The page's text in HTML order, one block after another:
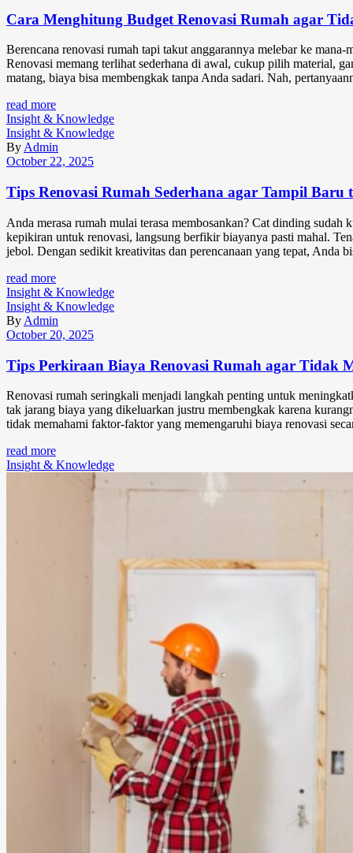
Cara Menghitung Budget Renovasi Rumah agar
Berencana renovasi rumah tapi takut anggarannya melebar ke
Renovasi memang terlihat sederhana di awal, cukup pilih material,
matang, biaya bisa membengkak tanpa Anda sadari. Nah,
read more
Insight & Knowledge
Insight & Knowledge
ByAdmin
October 22, 2025
Tips Renovasi Rumah Sederhana agar Tampil Baru
Anda merasa rumah mulai terasa membosankan? Cat dinding
kepikiran untuk renovasi, langsung berfikir biayanya pasti mahal.
jebol. Dengan sedikit kreativitas dan perencanaan yang tepat, Anda
read more
Insight & Knowledge
Insight & Knowledge
By Admin
October 20, 2025
Tips Perkiraan Biaya Renovasi Rumah agar Tidak
Renovasi rumah seringkali menjadi langkah penting untuk
tak jarang biaya yang dikeluarkan justru membengkak karena
tidak memahami faktor-faktor yang memengaruhi biaya renovasi
read more
Insight & Knowledge